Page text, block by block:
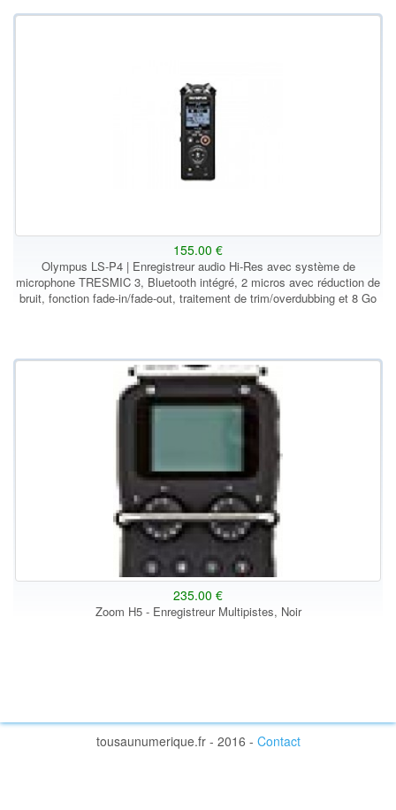
155.00 €
Olympus LS-P4 | Enregistreur audio Hi-Res avec système de
microphone TRESMIC 3, Bluetooth intégré, 2 micros avec réduction de
bruit, fonction fade-in/fade-out, traitement de trim/overdubbing et 8 Go
235.00 €
Zoom H5 - Enregistreur Multipistes, Noir
tousaunumerique.fr - 2016 - Contact